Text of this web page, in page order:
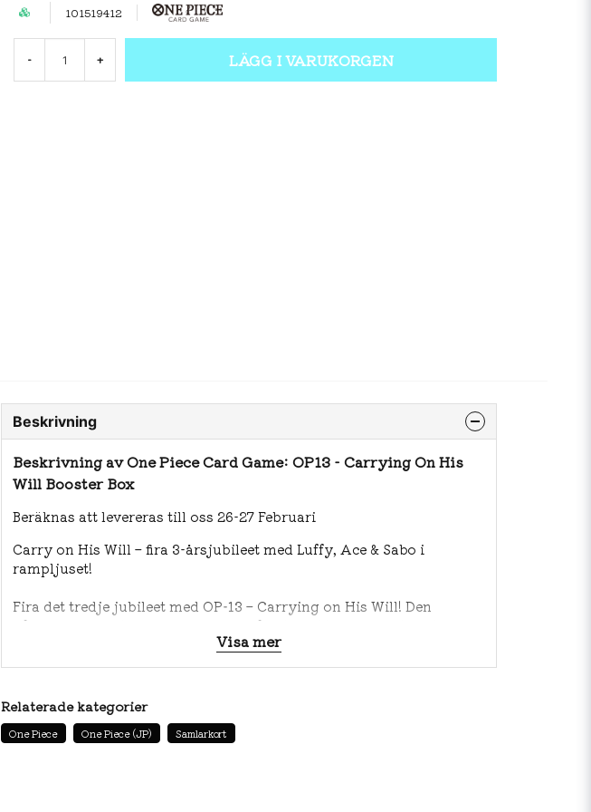
101519412
- + LÄGG I VARUKORGEN
Beskrivning
Beskrivning av One Piece Card Game: OP13 - Carrying On His
Will Booster Box
Beräknas att levereras till oss 26-27 Februari
Carry on His Will – fira 3-årsjubileet med Luffy, Ace & Sabo i
rampljuset!
Fira det tredje jubileet med OP‑13 – Carrying on His Will! Den
officiella japanska boosterboxen är fylld med kämparanda och
ikoniska karaktärer från One Piece. Perfekt för samlare,
turneringsspelare och fans som vill ha hela upplevelsen i ett paket.
Produktdetaljer:
24 booster packs per box
Visa mer
Relaterade kategorier
One Piece One Piece (JP) Samlarkort